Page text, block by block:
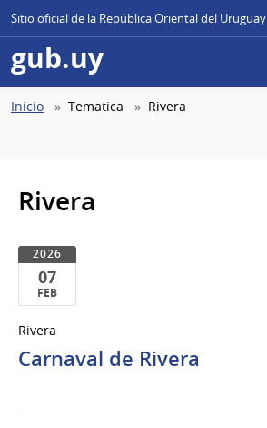
Sitio oficial de la República Oriental del Uruguay
gub.uy
Ruta
Inicio Tematica Rivera
Rivera
2026
07
FEB
de
Feb
Rivera
Carnaval de Rivera